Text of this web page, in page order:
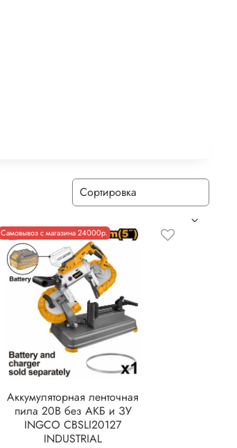
Самовывоз с магазина 24000р.
Аккумуляторная ленточная
пила 20В без АКБ и ЗУ
INGCO CBSLI20127
INDUSTRIAL